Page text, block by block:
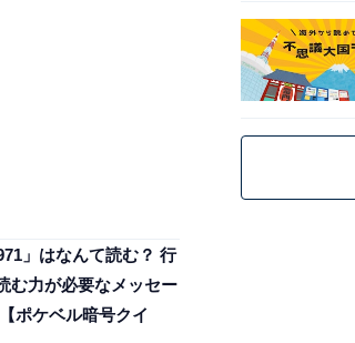
」はなんて読む？ 行
む力が必要なメッセー
ポケベル暗号クイ